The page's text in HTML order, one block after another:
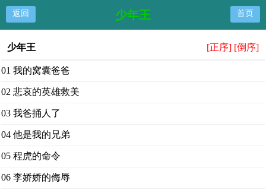
返回 少年王 首页
少年王 [正序] [倒序]
01 我的窝囊爸爸
02 悲哀的英雄救美
03 我爸捅人了
04 他是我的兄弟
05 程虎的命令
06 李娇娇的侮辱